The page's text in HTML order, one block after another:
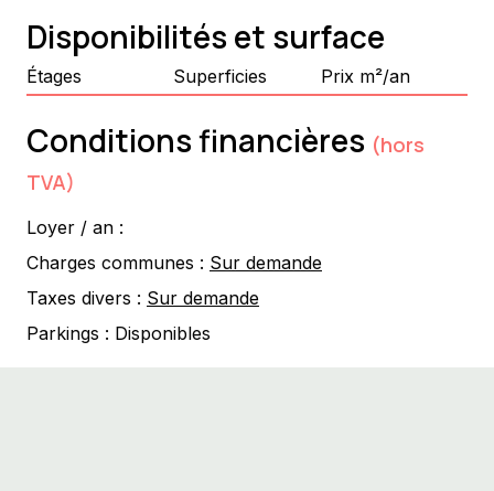
Disponibilités et surface
Étages Superficies Prix m²/an
Conditions financières (hors
TVA)
Loyer / an :
Charges communes : Sur demande
Taxes divers : Sur demande
Parkings : Disponibles